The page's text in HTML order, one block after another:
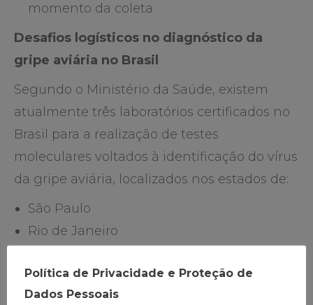
momento da coleta
Desafios logísticos no diagnóstico da
gripe aviária no Brasil
Segundo o Ministério da Saúde, existem
atualmente três laboratórios certificados no
Brasil para a realização de testes
moleculares voltados à identificação do vírus
da gripe aviária, localizados nos estados de:
São Paulo
Rio de Janeiro
Esses laboratórios recebem amostras
Política de Privacidade e Proteção de
Dados Pessoais